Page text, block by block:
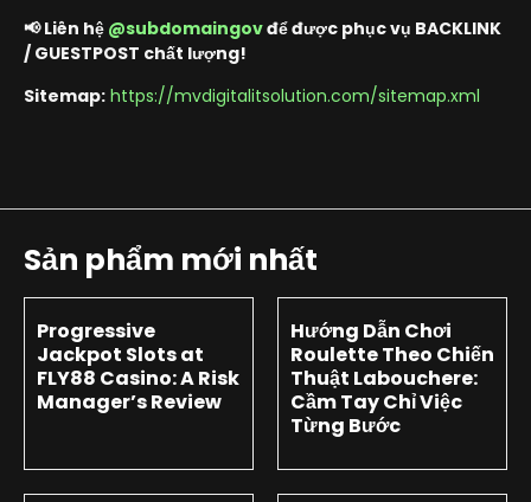
📢 Liên hệ @subdomaingovđể được phục vụ BACKLINK
/ GUESTPOST chất lượng!
Sitemap: https://mvdigitalitsolution.com/sitemap.xml
Sản phẩm mới nhất
Progressive
Jackpot Slots at
FLY88 Casino: A Risk
Manager’s Review
Hướng Dẫn Chơi
Roulette Theo Chiến
Thuật Labouchere:
Cầm Tay Chỉ Việc
Từng Bước